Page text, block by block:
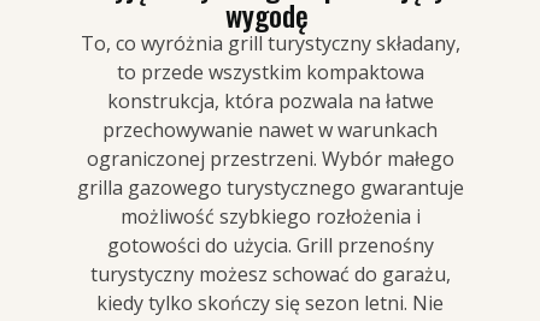
wygodę
To, co wyróżnia grill turystyczny składany,
to przede wszystkim kompaktowa
konstrukcja, która pozwala na łatwe
przechowywanie nawet w warunkach
ograniczonej przestrzeni. Wybór małego
grilla gazowego turystycznego gwarantuje
możliwość szybkiego rozłożenia i
gotowości do użycia. Grill przenośny
turystyczny możesz schować do garażu,
kiedy tylko skończy się sezon letni. Nie